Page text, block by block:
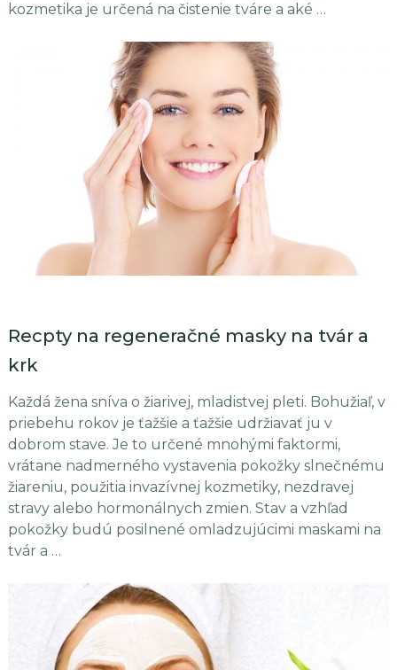
kozmetika je určená na čistenie tváre a aké …
Recpty na regeneračné masky na tvár a
krk
Každá žena sníva o žiarivej, mladistvej pleti. Bohužiaľ, v
priebehu rokov je ťažšie a ťažšie udržiavať ju v
dobrom stave. Je to určené mnohými faktormi,
vrátane nadmerného vystavenia pokožky slnečnému
žiareniu, použitia invazívnej kozmetiky, nezdravej
stravy alebo hormonálnych zmien. Stav a vzhľad
pokožky budú posilnené omladzujúcimi maskami na
tvár a …